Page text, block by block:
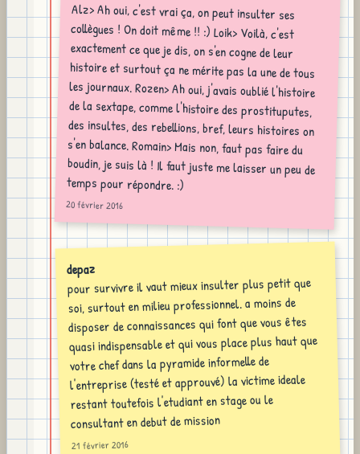
Alz> Ah oui, c'est vrai ça, on peut insulter ses
collègues ! On doit même !! :) Loik> Voilà, c'est
exactement ce que je dis, on s'en cogne de leur
histoire et surtout ça ne mérite pas la une de tous
les journaux. Rozen> Ah oui, j'avais oublié l'histoire
de la sextape, comme l'histoire des prostituputes,
des insultes, des rebellions, bref, leurs histoires on
s'en balance. Romain> Mais non, faut pas faire du
boudin, je suis là ! Il faut juste me laisser un peu de
temps pour répondre. :)
20 février 2016
depaz
pour survivre il vaut mieux insulter plus petit que
soi, surtout en milieu professionnel. a moins de
disposer de connaissances qui font que vous êtes
quasi indispensable et qui vous place plus haut que
votre chef dans la pyramide informelle de
l'entreprise (testé et approuvé) la victime ideale
restant toutefois l'etudiant en stage ou le
consultant en debut de mission
21 février 2016